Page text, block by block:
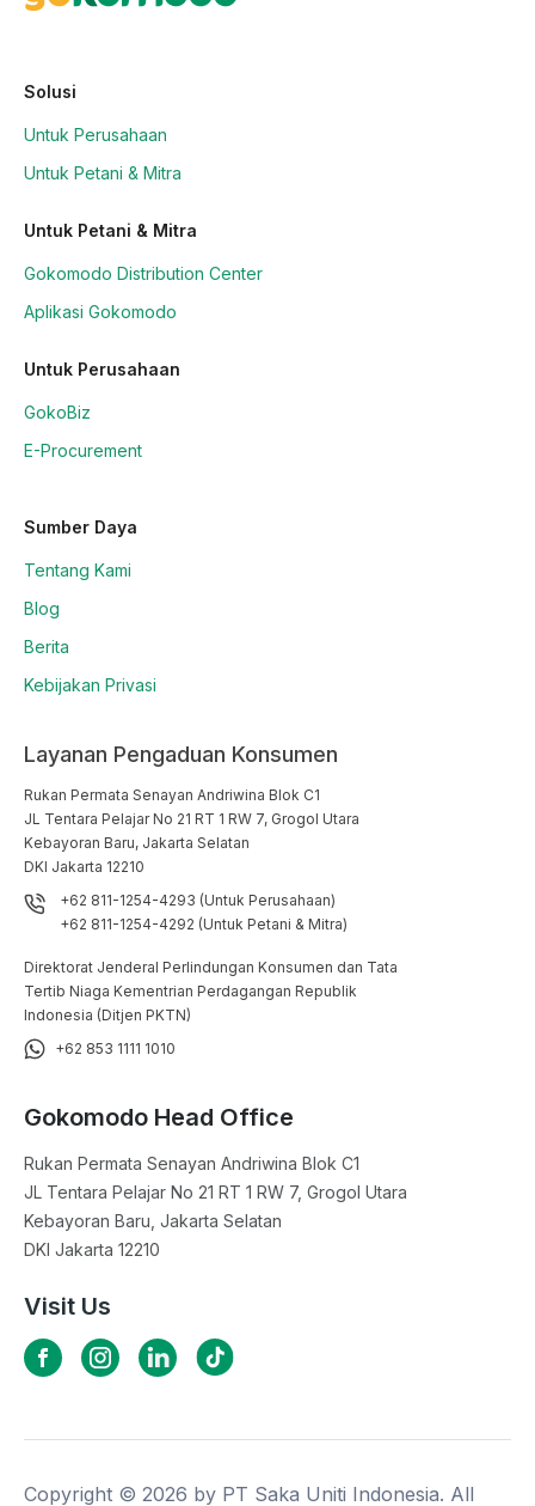
Solusi
Untuk Perusahaan
Untuk Petani & Mitra
Untuk Petani & Mitra
Gokomodo Distribution Center
Aplikasi Gokomodo
Untuk Perusahaan
GokoBiz
E-Procurement
Sumber Daya
Tentang Kami
Blog
Berita
Kebijakan Privasi
Layanan Pengaduan Konsumen
Rukan Permata Senayan Andriwina Blok C1
JL Tentara Pelajar No 21 RT 1 RW 7, Grogol Utara
Kebayoran Baru, Jakarta Selatan
DKI Jakarta 12210
+62 811-1254-4293 (Untuk Perusahaan)
+62 811-1254-4292 (Untuk Petani & Mitra)
Direktorat Jenderal Perlindungan Konsumen dan Tata
Tertib Niaga Kementrian Perdagangan Republik
Indonesia (Ditjen PKTN)
+62 853 1111 1010
Gokomodo Head Office
Rukan Permata Senayan Andriwina Blok C1
JL Tentara Pelajar No 21 RT 1 RW 7, Grogol Utara
Kebayoran Baru, Jakarta Selatan
DKI Jakarta 12210
Visit Us
Copyright © 2026 by PT Saka Uniti Indonesia. All